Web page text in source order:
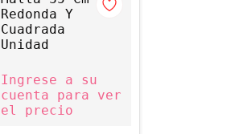
Redonda Y
Cuadrada
Unidad
Ingrese a su
cuenta para ver
el precio